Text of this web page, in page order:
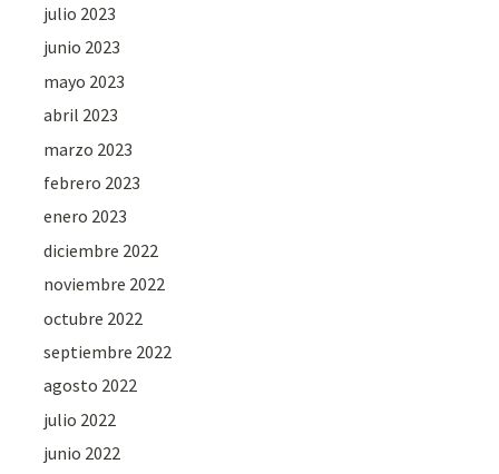
julio 2023
junio 2023
mayo 2023
abril 2023
marzo 2023
febrero 2023
enero 2023
diciembre 2022
noviembre 2022
octubre 2022
septiembre 2022
agosto 2022
julio 2022
junio 2022